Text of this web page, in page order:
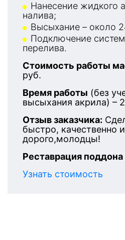
Нанесение жидкого
налива;
Высыхание – около
Подключение
перелива.
Стоимость работы
руб.
Время работы (без
высыхания акрила) –
Отзыв заказчика:
быстро, качественно
дорого,молодцы!
Реставрация
Узнать стоимость